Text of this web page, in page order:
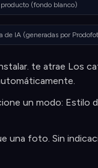
(fondo blanco)
de IA (generadas por
te atrae Los
un modo: Estilo
una foto. Sin